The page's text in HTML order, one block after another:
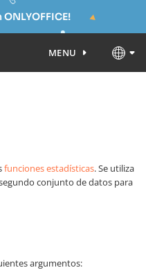
MENU
funciones estadísticas. Se utiliza
conjunto de datos para
argumentos: